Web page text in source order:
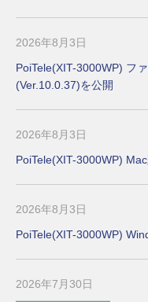
2026年8月3日
PoiTele(XIT-3000WP) フ
(Ver.10.0.37)を公開
2026年8月3日
PoiTele(XIT-3000WP)
2026年8月3日
PoiTele(XIT-3000WP)
2026年7月30日